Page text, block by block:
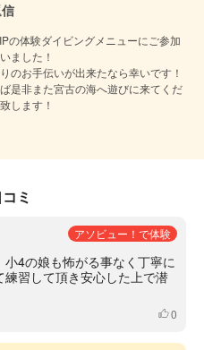
の体験ダイビングメニューにご参加
ました！
のお手伝いが出来たなら幸いです！
是非また宮古の海へ遊びに来てくだ
します！
ミ
アソビュー！で体験
4の娘も怖がる事なく丁寧に
習して頂き安心した上で潜
いいね
0